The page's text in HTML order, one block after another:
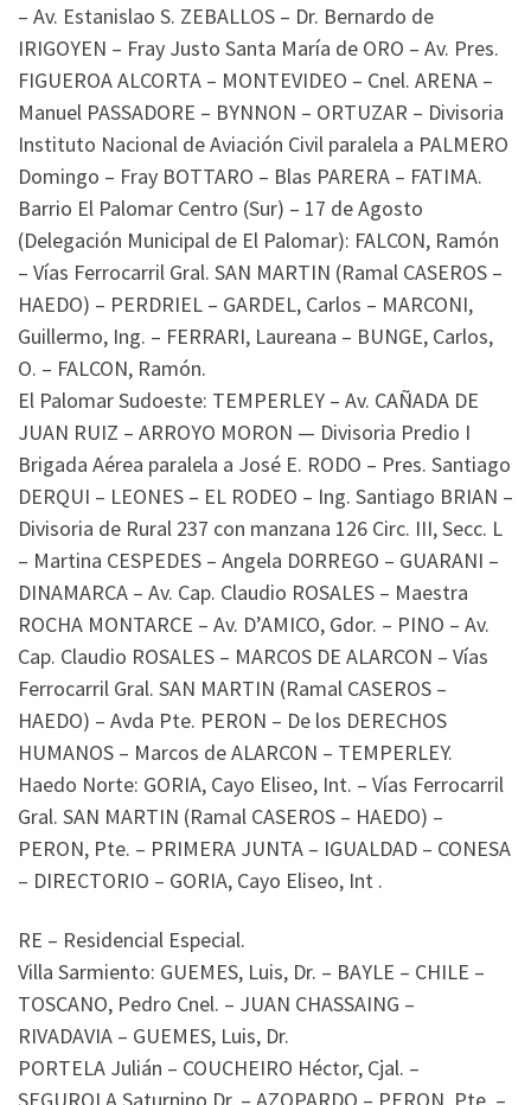
– Av. Estanislao S. ZEBALLOS – Dr. Bernardo de
IRIGOYEN – Fray Justo Santa María de ORO – Av. Pres.
FIGUEROA ALCORTA – MONTEVIDEO – Cnel. ARENA –
Manuel PASSADORE – BYNNON – ORTUZAR – Divisoria
Instituto Nacional de Aviación Civil paralela a PALMERO
Domingo – Fray BOTTARO – Blas PARERA – FATIMA.
Barrio El Palomar Centro (Sur) – 17 de Agosto
(Delegación Municipal de El Palomar): FALCON, Ramón
– Vías Ferrocarril Gral. SAN MARTIN (Ramal CASEROS –
HAEDO) – PERDRIEL – GARDEL, Carlos – MARCONI,
Guillermo, Ing. – FERRARI, Laureana – BUNGE, Carlos,
O. – FALCON, Ramón.
El Palomar Sudoeste: TEMPERLEY – Av. CAÑADA DE
JUAN RUIZ – ARROYO MORON — Divisoria Predio I
Brigada Aérea paralela a José E. RODO – Pres. Santiago
DERQUI – LEONES – EL RODEO – Ing. Santiago BRIAN –
Divisoria de Rural 237 con manzana 126 Circ. III, Secc. L
– Martina CESPEDES – Angela DORREGO – GUARANI –
DINAMARCA – Av. Cap. Claudio ROSALES – Maestra
ROCHA MONTARCE – Av. D’AMICO, Gdor. – PINO – Av.
Cap. Claudio ROSALES – MARCOS DE ALARCON – Vías
Ferrocarril Gral. SAN MARTIN (Ramal CASEROS –
HAEDO) – Avda Pte. PERON – De los DERECHOS
HUMANOS – Marcos de ALARCON – TEMPERLEY.
Haedo Norte: GORIA, Cayo Eliseo, Int. – Vías Ferrocarril
Gral. SAN MARTIN (Ramal CASEROS – HAEDO) –
PERON, Pte. – PRIMERA JUNTA – IGUALDAD – CONESA
– DIRECTORIO – GORIA, Cayo Eliseo, Int .
RE – Residencial Especial.
Villa Sarmiento: GUEMES, Luis, Dr. – BAYLE – CHILE –
TOSCANO, Pedro Cnel. – JUAN CHASSAING –
RIVADAVIA – GUEMES, Luis, Dr.
PORTELA Julián – COUCHEIRO Héctor, Cjal. –
SEGUROLA Saturnino Dr. – AZOPARDO – PERON, Pte. –